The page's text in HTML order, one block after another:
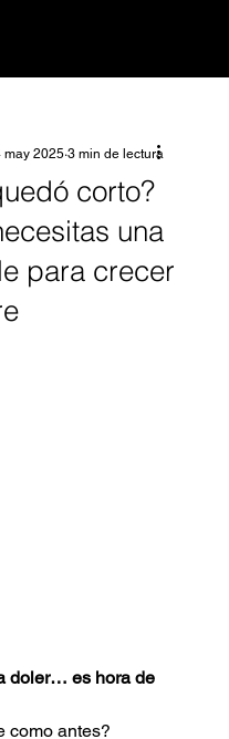
corto?
una
para crecer
may 2025 3 min de lectura
doler… es hora de
como antes?